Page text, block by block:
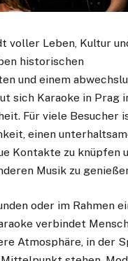
voller Leben, Kultur
historischen
und einem
sich Karaoke in Prag
Für viele Besucher
einen
Kontakte zu knüpfen
Musik zu
oder im Rahmen
verbindet
Atmosphäre, in der